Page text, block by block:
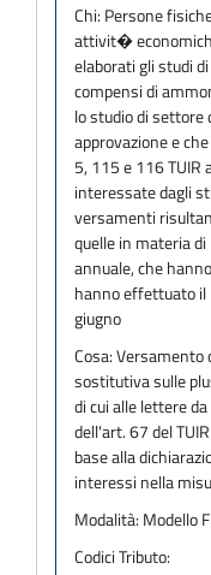
Chi: Persone
attivit�
elaborati gli studi
compensi di
lo studio di settore
approvazione e
5, 115 e 116
interessate dagli
versamenti
quelle in materia
annuale, che
hanno effettuato
giugno
Cosa:Versamento
sostitutiva sulle
di cui alle lettere
dell'art. 67 del
base alla
interessi nella
Modalità: Modello
Codici Tributo: